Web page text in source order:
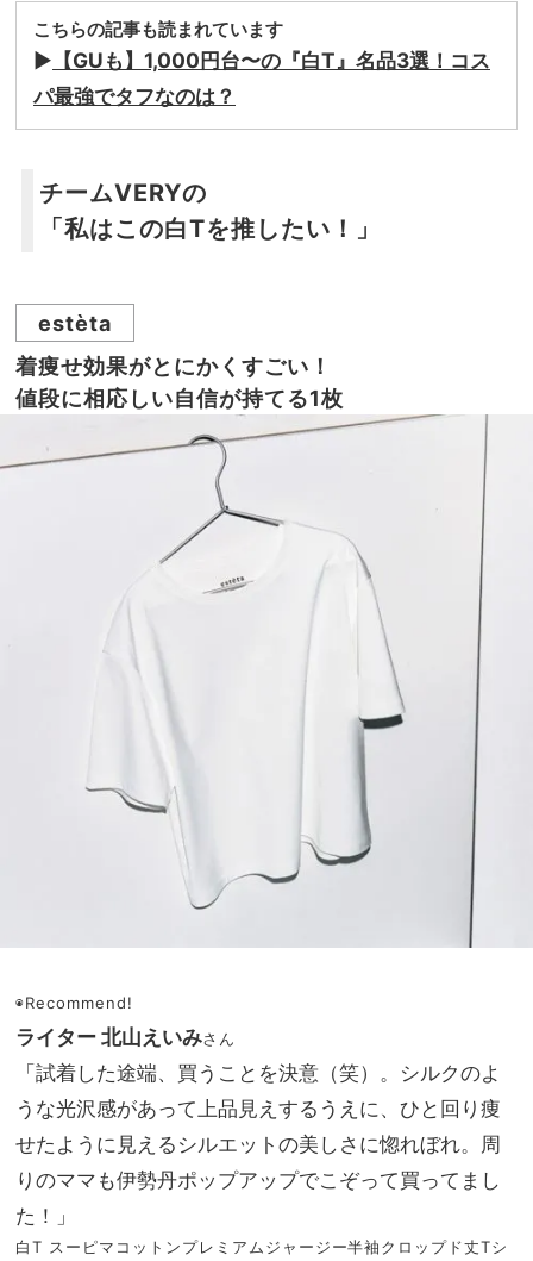
こちらの記事も読まれています
▶︎ 【GUも】1,000円台〜の『白T』名品3選！コス
パ最強でタフなのは？
チームVERYの
「私はこの白Tを推したい！」
estèta
着痩せ効果がとにかくすごい！
値段に相応しい自信が持てる1枚
◉Recommend!
ライター 北山えいみさん
「試着した途端、買うことを決意（笑）。シルクのよ
うな光沢感があって上品見えするうえに、ひと回り痩
せたように見えるシルエットの美しさに惚れぼれ。周
りのママも伊勢丹ポップアップでこぞって買ってまし
た！」
白T スーピマコットンプレミアムジャージー半袖クロップド丈Tシ